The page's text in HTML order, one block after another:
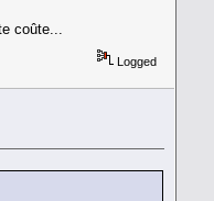
coûte...
Logged